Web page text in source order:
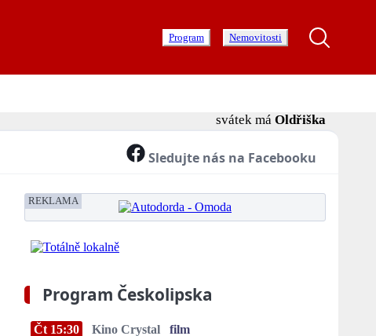
Program Nemovitosti
svátek má Oldřiška
Sledujte nás na Facebooku
REKLAMA
Program Českolipska
Čt 15:30 Kino Crystal
film